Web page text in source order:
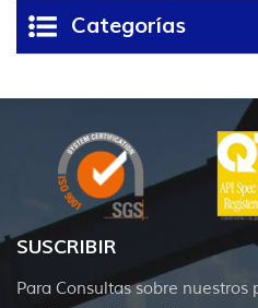
pozo
Categorías
SUSCRIBIR
Para Consultas sobre nuestros